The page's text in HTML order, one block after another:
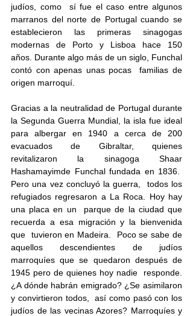
judíos, como  sí fue el caso entre algunos
marranos del norte de Portugal cuando se
establecieron las primeras sinagogas
modernas de Porto y Lisboa hace 150
años. Durante algo más de un siglo, Funchal
contó con apenas unas pocas  familias de
origen marroquí.
Gracias a la neutralidad de Portugal durante
la Segunda Guerra Mundial, la isla fue ideal
para albergar en 1940 a cerca de 200
evacuados de Gibraltar, quienes
revitalizaron la sinagoga Shaar
Hashamayimde Funchal fundada en 1836.
Pero una vez concluyó la guerra,  todos los
refugiados regresaron a La Roca. Hoy hay
una placa en un  parque de la ciudad que
recuerda a esa migración y la bienvenida
que  tuvieron en Madeira.  Poco se sabe de
aquellos descendientes de judíos
marroquíes que se quedaron después de
1945 pero de quienes hoy nadie  responde.
¿A dónde habrán emigrado? ¿Se asimilaron
y convirtieron todos,  así como pasó con los
judíos de las vecinas Azores? Marroquíes y